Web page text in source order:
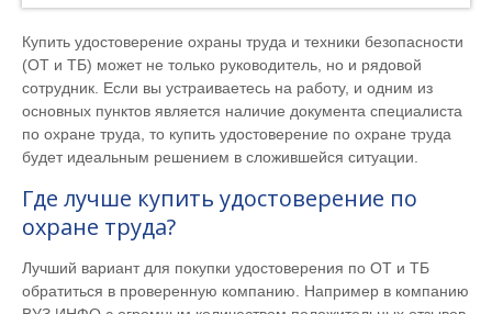
Купить удостоверение охраны труда и техники безопасности
(ОТ и ТБ) может не только руководитель, но и рядовой
сотрудник. Если вы устраиваетесь на работу, и одним из
основных пунктов является наличие документа специалиста
по охране труда, то купить удостоверение по охране труда
будет идеальным решением в сложившейся ситуации.
Где лучше купить удостоверение по
охране труда?
Лучший вариант для покупки удостоверения по ОТ и ТБ
обратиться в проверенную компанию. Например в компанию